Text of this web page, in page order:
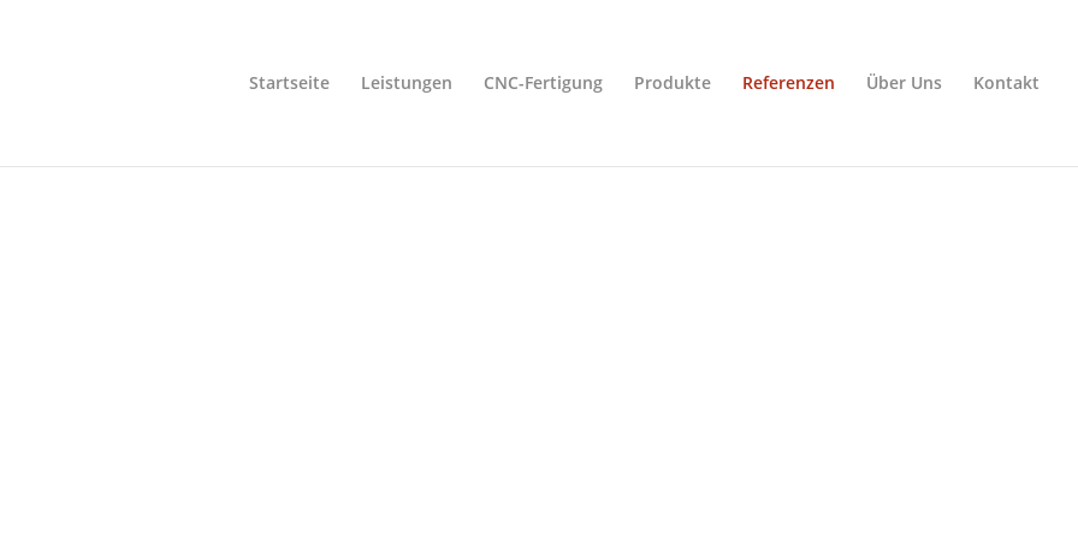
Startseite Leistungen CNC-Fertigung Produkte Referenzen Über Uns Kontakt